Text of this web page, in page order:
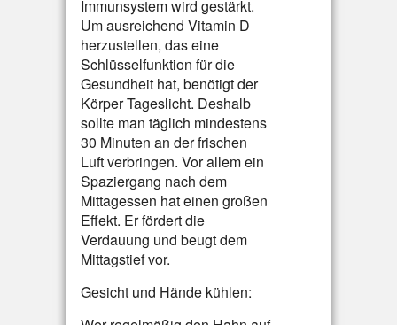
Immunsystem wird gestärkt.
Um ausreichend Vitamin D
herzustellen, das eine
Schlüsselfunktion für die
Gesundheit hat, benötigt der
Körper Tageslicht. Deshalb
sollte man täglich mindestens
30 Minuten an der frischen
Luft verbringen. Vor allem ein
Spaziergang nach dem
Mittagessen hat einen großen
Effekt. Er fördert die
Verdauung und beugt dem
Mittagstief vor.
Gesicht und Hände kühlen: